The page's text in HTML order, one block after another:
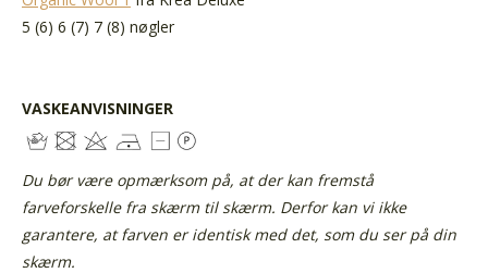
5 (6) 6 (7) 7 (8) nøgler
VASKEANVISNINGER
Du bør være opmærksom på, at der kan fremstå
farveforskelle fra skærm til skærm. Derfor kan vi ikke
garantere, at farven er identisk med det, som du ser på din
skærm.